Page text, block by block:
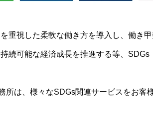
重視した柔軟な働き方を導入し、働き
続可能な経済成長を推進する等、SDGs
所は、様々なSDGs関連サービスをお客